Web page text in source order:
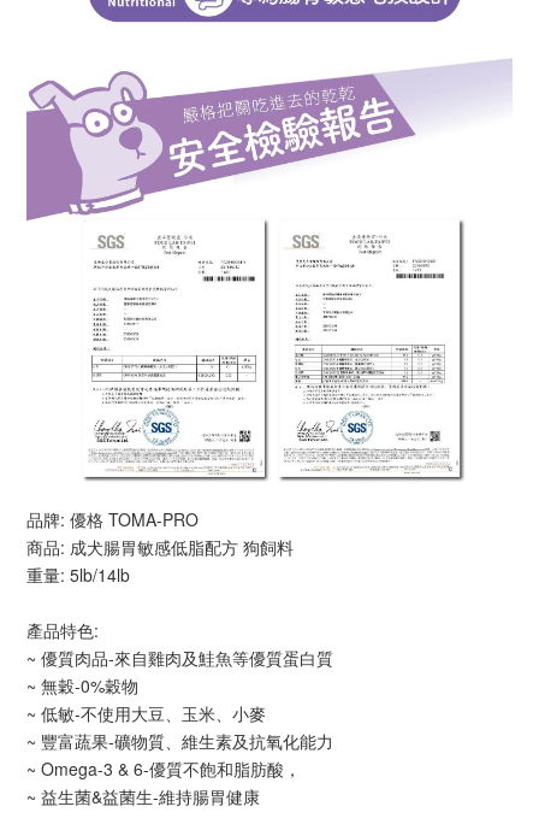
品牌: 優格 TOMA-PRO
商品: 成犬腸胃敏感低脂配方 狗飼料
重量: 5lb/14lb
產品特色:
~ 優質肉品-來自雞肉及鮭魚等優質蛋白質
~ 無穀-0%穀物
~ 低敏-不使用大豆、玉米、小麥
~ 豐富蔬果-礦物質、維生素及抗氧化能力
~ Omega-3 & 6-優質不飽和脂肪酸，
~ 益生菌&益菌生-維持腸胃健康